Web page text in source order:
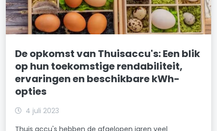
De opkomst van Thuisaccu's: Een blik
op hun toekomstige rendabiliteit,
ervaringen en beschikbare kWh-
opties
4 juli 2023